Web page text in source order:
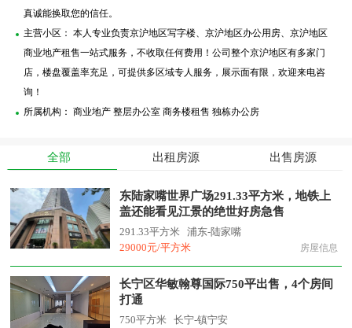
真诚能换取您的信任。
主营小区： 本人专业负责京沪地区写字楼、京沪地区办公用房、京沪地区
商业地产租售一站式服务，不收取任何费用！公司整个京沪地区有多家门
店，楼盘覆盖率充足，可提供多区域专人服务，展示面有限，欢迎来电咨
询！
所属机构： 商业地产 整层办公室 商务楼租售 独栋办公房
全部 出租房源 出售房源
东陆家嘴世界广场291.33平方米，地铁上
盖还能看见江景的绝世好房急售
291.33平方米 浦东-陆家嘴
29000元/平方米
房屋信息
长宁区华敏翰尊国际750平出售，4个房间
打通
750平方米 长宁-镇宁安